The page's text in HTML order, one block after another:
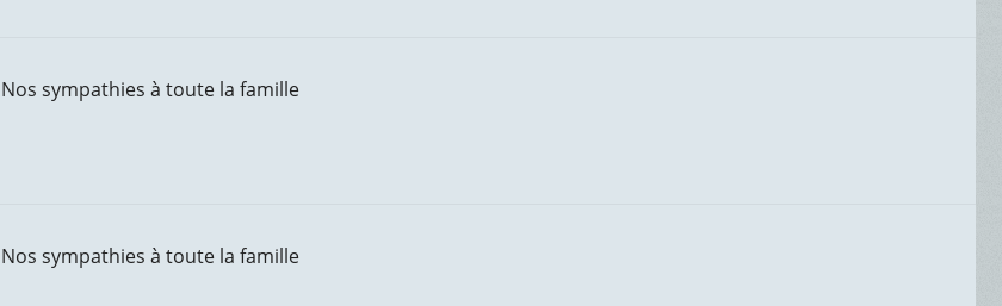
Nos sympathies à toute la famille
Nos sympathies à toute la famille